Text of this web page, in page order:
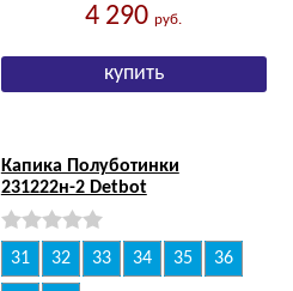
4 290руб.
Капика Полуботинки
231222н-2 Detbot
31 32 33 34 35 36